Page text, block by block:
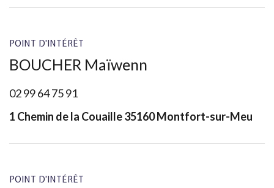
POINT D'INTÉRÊT
BOUCHER Maïwenn
02 99 64 75 91
1 Chemin de la Couaille 35160 Montfort-sur-Meu
POINT D'INTÉRÊT